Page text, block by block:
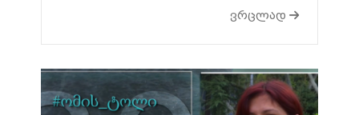
ვრცლად